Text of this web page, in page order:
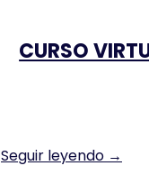
CURSO
Seguir leyendo →